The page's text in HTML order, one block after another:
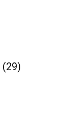
(29)